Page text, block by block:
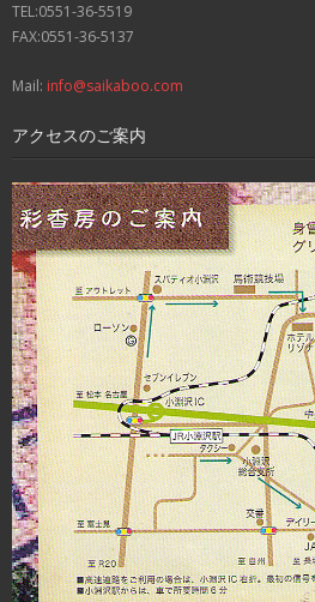
TEL:0551-36-5519
FAX:0551-36-5137
Mail: info@saikaboo.com
アクセスのご案内